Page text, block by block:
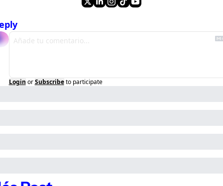
Login or Subscribe to participate